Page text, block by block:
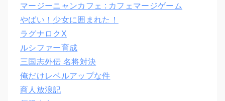
マージーニャンカフェ : カフェマージゲーム
やばい！少女に囲まれた！
ラグナロクX
ルシファー育成
三国志外伝 名将対決
俺だけレベルアップな件
商人放浪記